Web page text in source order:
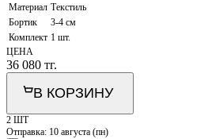
Материал Текстиль
Бортик
3-4 см
Комплект 1 шт.
ЦЕНА
36 080 тг.
В КОРЗИНУ
2 ШТ
Отправка: 10 августа (пн)